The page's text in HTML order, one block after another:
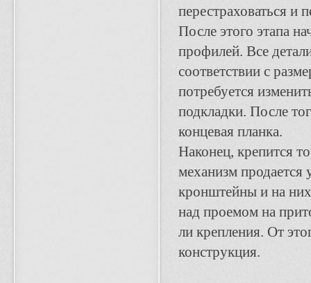
перестраховаться и
После этого этапа
профилей. Все
соответствии с
потребуется
подкладки. После
концевая планка.
Наконец, крепится
механизм продается
кронштейны и на
над проемом на
ли крепления. От
конструкция.